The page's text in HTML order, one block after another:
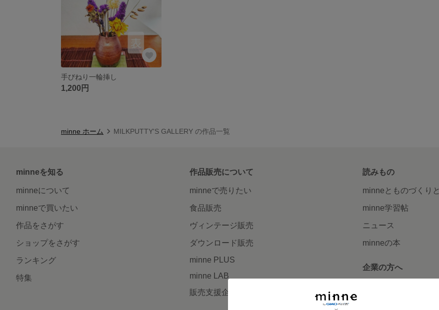
手びねり一輪挿し
1,200円
minne ホーム MILKPUTTY'S GALLERY の作品一覧
minneを知る
minneについて
minneで買いたい
作品をさがす
ショップをさがす
ランキング
特集
作品販売について
minneで売りたい
食品販売
ヴィンテージ販売
ダウンロード販売
minne PLUS
minne LAB
販売支援企画・イベント
読みもの
minneとものづくりと
minne学習帖
ニュース
minneの本
企業の方へ